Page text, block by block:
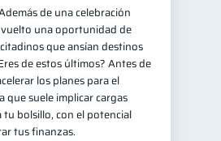
de una celebración
una oportunidad de
que ansían destinos
de estos últimos? Antes de
los planes para el
que suele implicar cargas
tu bolsillo, con el potencial
tus finanzas.